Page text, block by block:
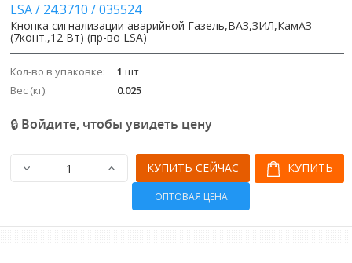
LSA/ 24.3710 /035524
Кнопка сигнализации аварийной Газель,ВАЗ,ЗИЛ,КамАЗ
(7конт.,12 Вт) (пр-во LSA)
Кол-во в упаковке: 1 шт
Вес (кг):
0.025
🔒 Войдите, чтобы увидеть цену
КУПИТЬ
КУПИТЬ СЕЙЧАС
ОПТОВАЯ ЦЕНА